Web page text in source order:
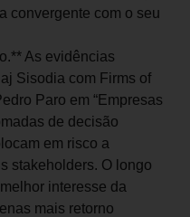
convergente com o seu
As evidências
Sisodia com Firms of
Paro em “Empresas
de decisão
em risco a
stakeholders. O longo
interesse da
mais retorno